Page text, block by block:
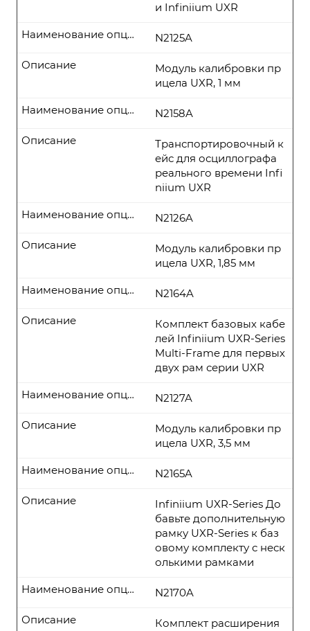
и Infiniium UXR
N2125A
Наименование опции
Модуль калибровки пр
ицела UXR, 1 мм
Описание
N2158A
Наименование опции
Транспортировочный к
ейс для осциллографа
реального времени Infi
niium UXR
Описание
N2126A
Наименование опции
Модуль калибровки пр
ицела UXR, 1,85 мм
Описание
N2164A
Наименование опции
Комплект базовых кабе
лей Infiniium UXR-Series
Multi-Frame для первых
двух рам серии UXR
Описание
N2127A
Наименование опции
Модуль калибровки пр
ицела UXR, 3,5 мм
Описание
N2165A
Наименование опции
Infiniium UXR-Series До
бавьте дополнительную
рамку UXR-Series к баз
овому комплекту с неск
олькими рамками
Описание
N2170A
Наименование опции
Комплект расширения
Описание